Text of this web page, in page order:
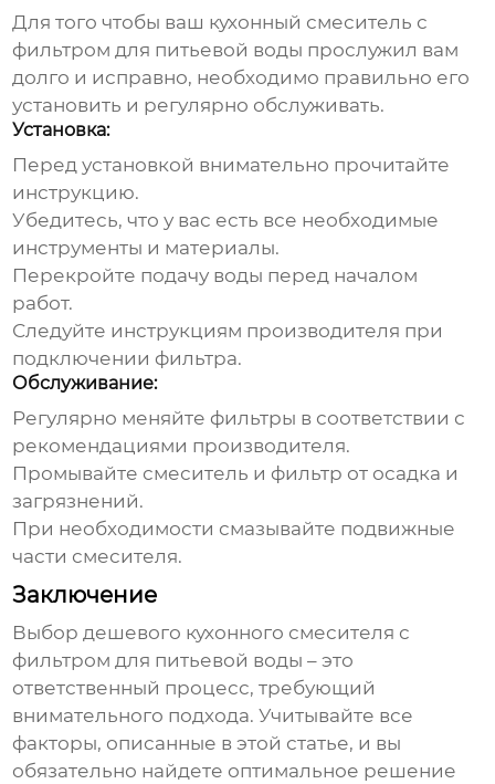
Для того чтобы ваш кухонный смеситель с
фильтром для питьевой воды прослужил вам
долго и исправно, необходимо правильно его
установить и регулярно обслуживать.
Установка:
Перед установкой внимательно прочитайте
инструкцию.
Убедитесь, что у вас есть все необходимые
инструменты и материалы.
Перекройте подачу воды перед началом
работ.
Следуйте инструкциям производителя при
подключении фильтра.
Обслуживание:
Регулярно меняйте фильтры в соответствии с
рекомендациями производителя.
Промывайте смеситель и фильтр от осадка и
загрязнений.
При необходимости смазывайте подвижные
части смесителя.
Заключение
Выбордешевого кухонного смесителя с
фильтром для питьевой воды – это
ответственный процесс, требующий
внимательного подхода. Учитывайте все
факторы, описанные в этой статье, и вы
обязательно найдете оптимальное решение